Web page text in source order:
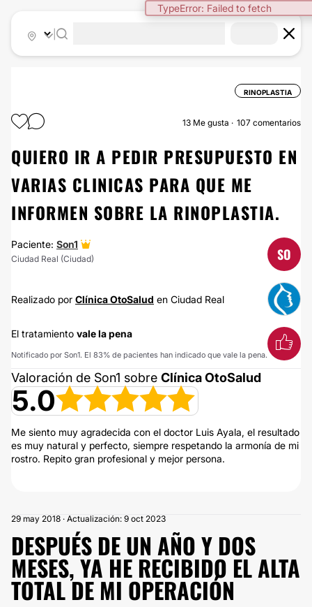
RINOPLASTIA
13 Me gusta 107 comentarios
QUIERO IR A PEDIR PRESUPUESTO EN
VARIAS CLINICAS PARA QUE ME
INFORMEN SOBRE LA RINOPLASTIA.
Paciente: Son1
Ciudad Real (Ciudad) SO
Realizado por Clínica OtoSalud en Ciudad Real
El tratamiento vale la pena
Notificado por Son1. El 83% de pacientes han indicado que vale la pena.
Valoración de Son1 sobre Clínica OtoSalud
5.0
Me siento muy agradecida con el doctor Luis Ayala, el resultado
es muy natural y perfecto, siempre respetando la armonía de mi
rostro. Repito gran profesional y mejor persona.
29 may 2018 · Actualización: 9 oct 2023
DESPUÉS DE UN AÑO Y DOS
MESES, YA HE RECIBIDO EL ALTA
TOTAL DE MI OPERACIÓN